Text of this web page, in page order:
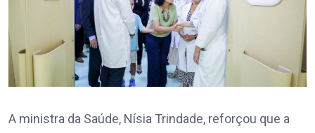
A ministra da Saúde, Nísia Trindade, reforçou que a